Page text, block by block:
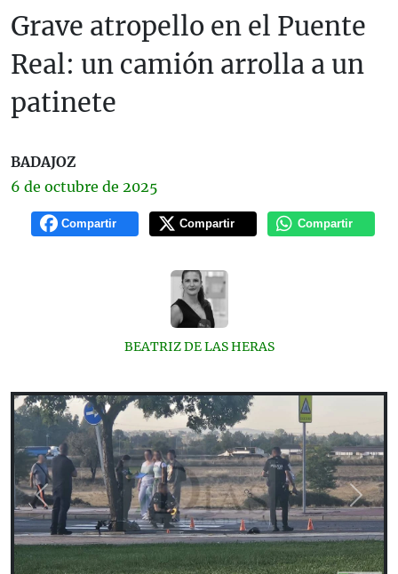
Grave atropello en el Puente
Real: un camión arrolla a un
patinete
BADAJOZ
6 de octubre de 2025
Compartir Compartir Compartir
BEATRIZ DE LAS HERAS
Previous Next